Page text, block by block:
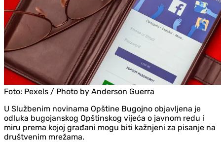
Foto: Pexels / Photo by Anderson Guerra
U Službenim novinama Opštine Bugojno objavljena je
odluka bugojanskog Opštinskog vijeća o javnom redu i
miru prema kojoj građani mogu biti kažnjeni za pisanje na
društvenim mrežama.